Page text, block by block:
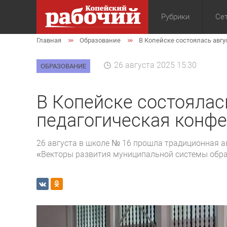
Рубрики
Общество
Главная Образование В Копейске состоялась
ОБРАЗОВАНИЕ 26 августа 2025 15:30
В Копейске
педагогическая
26 августа в школе № 16 прошла традиционная
«Векторы развития муниципальной системы